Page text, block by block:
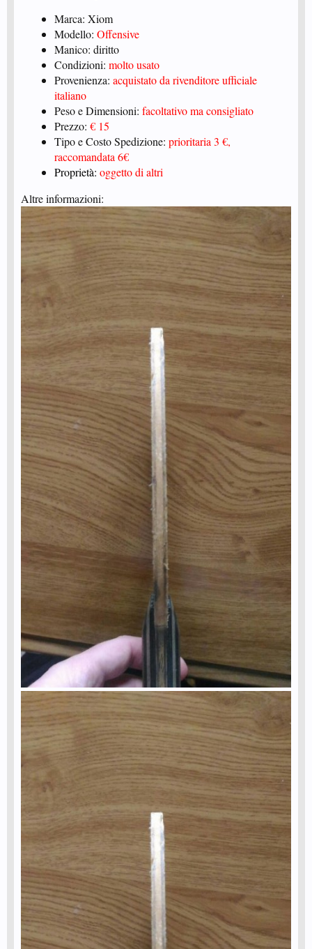
Marca: Xiom
Modello: Offensive
Manico: diritto
Condizioni: molto usato
Provenienza: acquistato da rivenditore ufficiale
italiano
Peso e Dimensioni: facoltativo ma consigliato
Prezzo: € 15
Tipo e Costo Spedizione: prioritaria 3 €,
raccomandata 6€
Proprietà: oggetto di altri
Altre informazioni: